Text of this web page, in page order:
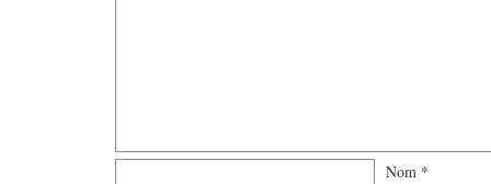
Nom *